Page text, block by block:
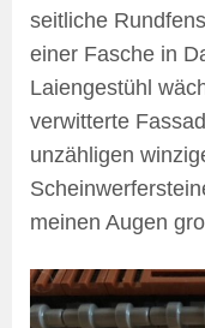
seitliche
einer Fasche in
Laiengestühl
verwitterte
unzähligen
meinen Augen